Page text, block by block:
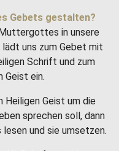
Gebets gestalten?
in unsere
uns zum Gebet mit
Schrift und zum
Geist ein.
Heiligen Geist um die
sprechen soll, dann
und sie umsetzen.